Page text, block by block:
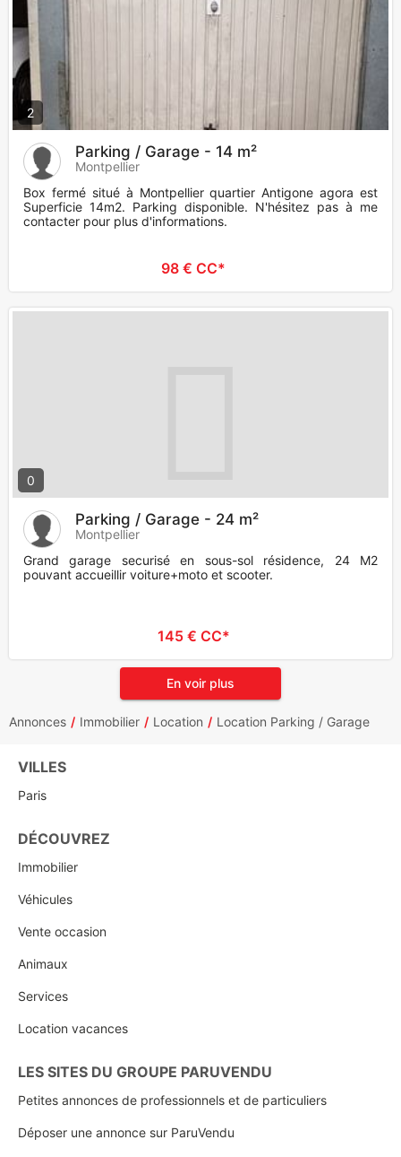
2
Parking / Garage - 14 m²
Montpellier
Box fermé situé à Montpellier quartier Antigone agora est
Superficie 14m2. Parking disponible. N'hésitez pas à me
contacter pour plus d'informations.
98 € CC*
0
Parking / Garage - 24 m²
Montpellier
Grand garage securisé en sous-sol résidence, 24 M2
pouvant accueillir voiture+moto et scooter.
145 € CC*
En voir plus
Annonces Immobilier Location Location Parking / Garage
VILLES
Paris
DÉCOUVREZ
Immobilier
Véhicules
Vente occasion
Animaux
Services
Location vacances
LES SITES DU GROUPE PARUVENDU
Petites annonces de professionnels et de particuliers
Déposer une annonce sur ParuVendu